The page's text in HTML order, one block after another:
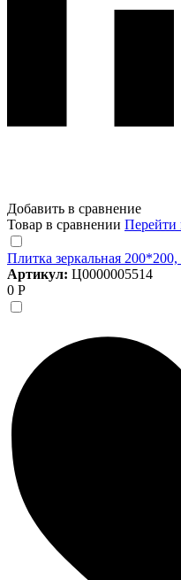
Добавить в сравнение
Товар в сравнении Перейти
Плитка зеркальная
Артикул: Ц0000005514
0 Р